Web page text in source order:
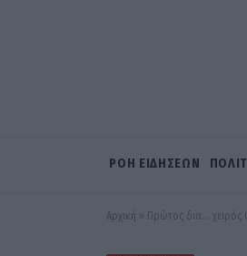
ΡΟΗ ΕΙΔΗΣΕΩΝ
Αρχική » Πρώτος δια… χειρός